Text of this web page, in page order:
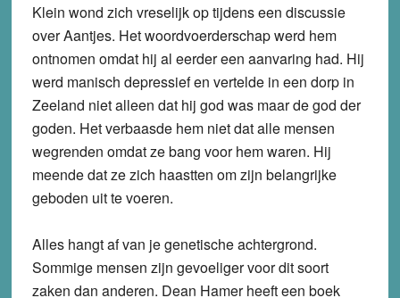
Klein wond zich vreselijk op tijdens een discussie
over Aantjes. Het woordvoerderschap werd hem
ontnomen omdat hij al eerder een aanvaring had. Hij
werd manisch depressief en vertelde in een dorp in
Zeeland niet alleen dat hij god was maar de god der
goden. Het verbaasde hem niet dat alle mensen
wegrenden omdat ze bang voor hem waren. Hij
meende dat ze zich haastten om zijn belangrijke
geboden uit te voeren.
Alles hangt af van je genetische achtergrond.
Sommige mensen zijn gevoeliger voor dit soort
zaken dan anderen. Dean Hamer heeft een boek